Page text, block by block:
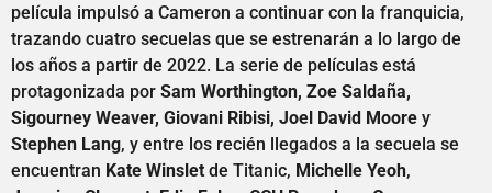
película impulsó a Cameron a continuar con la franquicia,
trazando cuatro secuelas que se estrenarán a lo largo de
los años a partir de 2022. La serie de películas está
protagonizada por Sam Worthington, Zoe Saldaña,
Sigourney Weaver, Giovani Ribisi, Joel David Moore y
Stephen Lang, y entre los recién llegados a la secuela se
encuentran Kate Winslet de Titanic, Michelle Yeoh,